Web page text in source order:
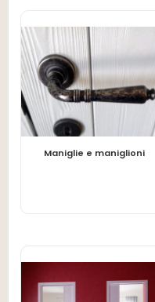
LEGGI TUTTO
Maniglie e maniglioni